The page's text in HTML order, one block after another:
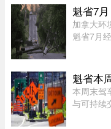
亚等国家
比本地同
魁省7
加拿大环
魁省7月
别袭击了
魁省本
本周末驾
与可持续